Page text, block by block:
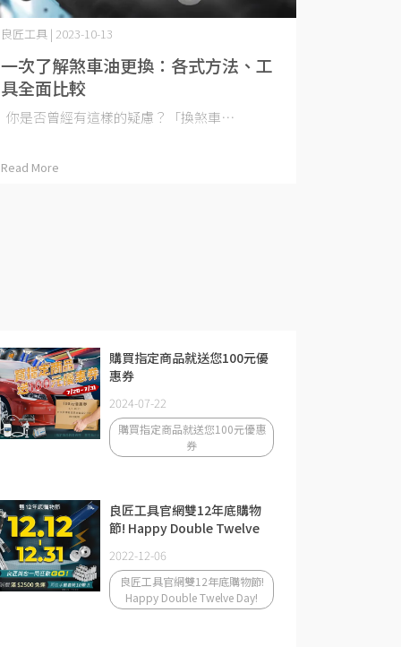
一次了解煞車油更換：各式方法、工
具全面比較
良匠工具 | 2023-10-13
你是否曾經有這樣的疑慮？「換煞車⋯
Read More
購買指定商品就送您100元優
惠券
2024-07-22
購買指定商品就送您100元優惠
券
良匠工具官網雙12年底購物
節! Happy Double Twelve
2022-12-06
良匠工具官網雙12年底購物節!
Happy Double Twelve Day!